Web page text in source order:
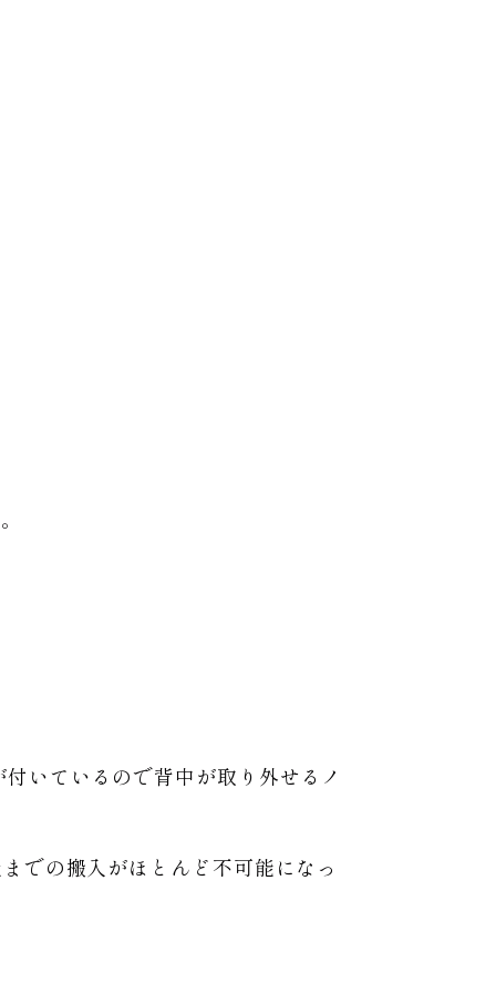
いているので背中が取り外せるノ
での搬入がほとんど不可能になっ